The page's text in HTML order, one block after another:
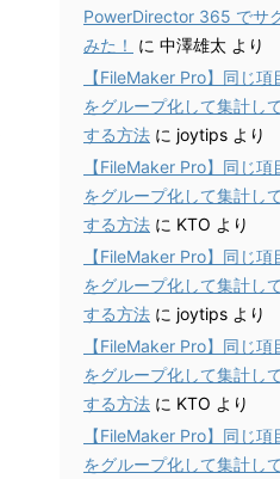
PowerDirector 365 でサ
みた！
に 中澤雄太 より
【FileMaker Pro】同じ項
をグループ化して集計し
する方法 に joytips より
【FileMaker Pro】同じ項
をグループ化して集計し
する方法 に KTO より
【FileMaker Pro】同じ項
をグループ化して集計し
する方法 に joytips より
【FileMaker Pro】同じ項
をグループ化して集計し
する方法 に KTO より
【FileMaker Pro】同じ項
をグループ化して集計し